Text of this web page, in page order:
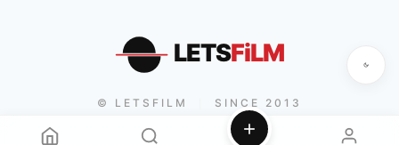
LETSFiLM
© LETSFILM SINCE 2013